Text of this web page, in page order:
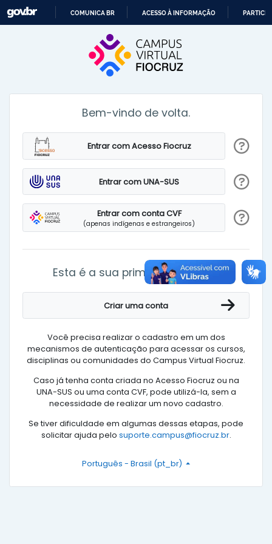
PARA
O
CONTEÚDO
COMUNICA BR ACESSO À INFORMAÇÃO
Bem-vindo de volta.
Entrar com Acesso Fiocruz
Entrar com UNA-SUS
Entrar com conta CVF
(apenas indígenas e estrangeiros)
Esta é a sua primeira vez aqui?
Criar uma conta
Você precisa realizar o cadastro em um dos
mecanismos de autenticação para acessar os cursos,
disciplinas ou comunidades do Campus Virtual Fiocruz.
Caso já tenha conta criada no Acesso Fiocruz ou na
UNA-SUS ou uma conta CVF, pode utilizá-la, sem a
necessidade de realizar um novo cadastro.
Se tiver dificuldade em algumas dessas etapas, pode
solicitar ajuda pelo suporte.campus@fiocruz.br.
Português - Brasil ‎(pt_br)‎